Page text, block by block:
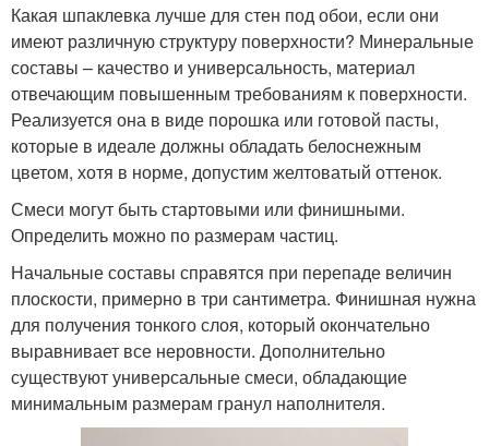
Какая шпаклевка лучше для стен под обои, если они
имеют различную структуру поверхности? Минеральные
составы – качество и универсальность, материал
отвечающим повышенным требованиям к поверхности.
Реализуется она в виде порошка или готовой пасты,
которые в идеале должны обладать белоснежным
цветом, хотя в норме, допустим желтоватый оттенок.
Смеси могут быть стартовыми или финишными.
Определить можно по размерам частиц.
Начальные составы справятся при перепаде величин
плоскости, примерно в три сантиметра. Финишная нужна
для получения тонкого слоя, который окончательно
выравнивает все неровности. Дополнительно
существуют универсальные смеси, обладающие
минимальным размерам гранул наполнителя.